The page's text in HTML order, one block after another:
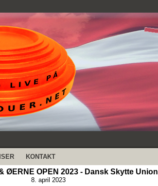
KONTAKT
ØERNE OPEN 2023 - Dansk Skytte Union
8. april 2023